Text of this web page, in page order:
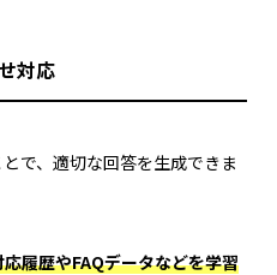
対応
で、適切な回答を生成できま
履歴やFAQデータなどを学習